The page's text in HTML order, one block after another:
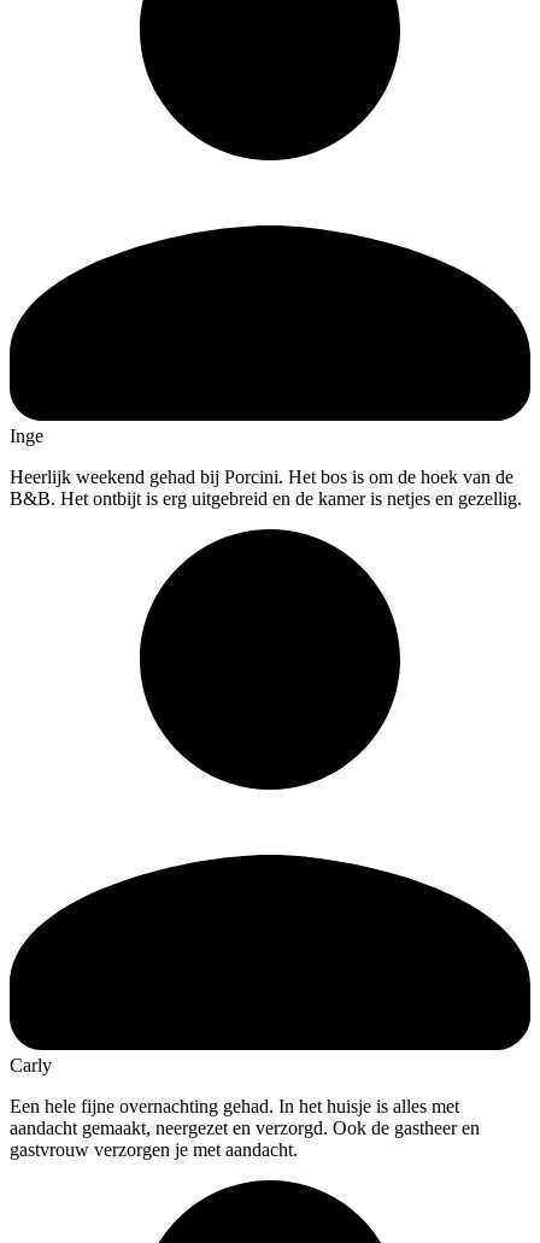
Inge
Heerlijk weekend gehad bij Porcini. Het bos is om de hoek van de
B&B. Het ontbijt is erg uitgebreid en de kamer is netjes en gezellig.
Carly
Een hele fijne overnachting gehad. In het huisje is alles met
aandacht gemaakt, neergezet en verzorgd. Ook de gastheer en
gastvrouw verzorgen je met aandacht.